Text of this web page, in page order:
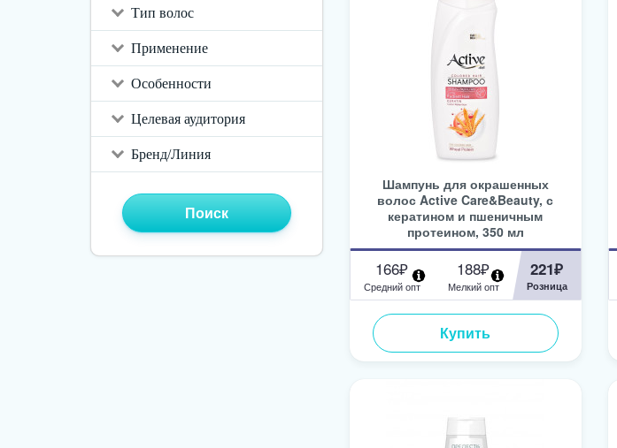
Тип волос
Применение
Особенности
Целевая аудитория
Бренд/Линия
Поиск
Шампунь для окрашенных
волос Active Care&Beauty, с
кератином и пшеничным
протеином, 350 мл
166₽
Средний опт
188₽
Мелкий опт
221₽
Розница
Купить